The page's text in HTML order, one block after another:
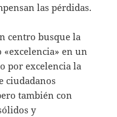
las pérdidas.
centro busque la
en un
por excelencia la
ciudadanos
también con
y